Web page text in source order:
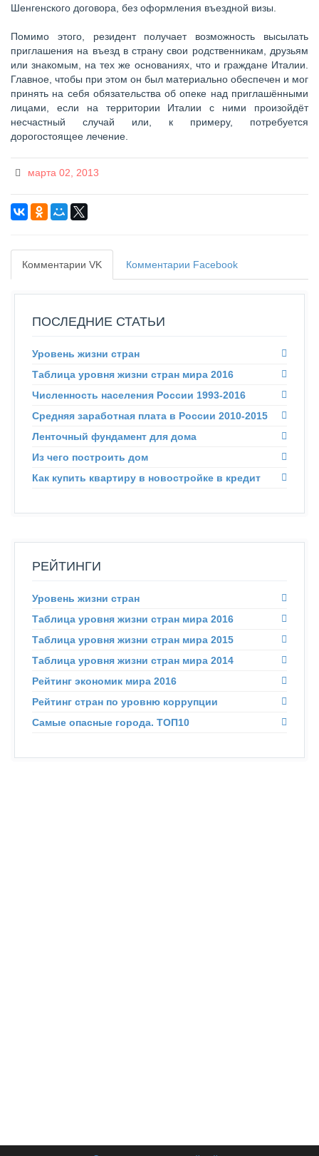
Шенгенского договора, без оформления въездной визы.
Помимо этого, резидент получает возможность высылать
приглашения на въезд в страну свои родственникам, друзьям
или знакомым, на тех же основаниях, что и граждане Италии.
Главное, чтобы при этом он был материально обеспечен и мог
принять на себя обязательства об опеке над приглашёнными
лицами, если на территории Италии с ними произойдёт
несчастный случай или, к примеру, потребуется
дорогостоящее лечение.
марта 02, 2013
Комментарии VK Комментарии Facebook
ПОСЛЕДНИЕ СТАТЬИ
Уровень жизни стран
Таблица уровня жизни стран мира 2016
Численность населения России 1993-2016
Средняя заработная плата в России 2010-2015
Ленточный фундамент для дома
Из чего построить дом
Как купить квартиру в новостройке в кредит
РЕЙТИНГИ
Уровень жизни стран
Таблица уровня жизни стран мира 2016
Таблица уровня жизни стран мира 2015
Таблица уровня жизни стран мира 2014
Рейтинг экономик мира 2016
Рейтинг стран по уровню коррупции
Самые опасные города. ТОП10